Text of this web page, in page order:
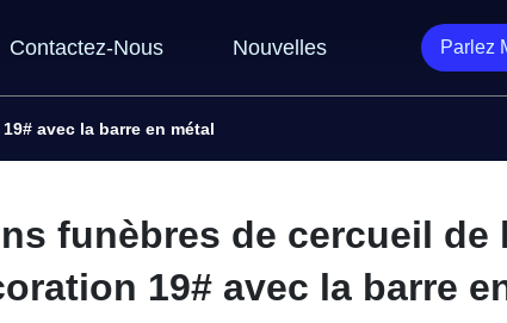
Contactez-Nous Nouvelles Parlez
avec la barre en métal
funèbres de cercueil de
19# avec la barre